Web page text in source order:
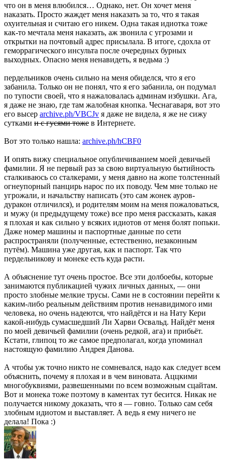
что он в меня влюбился… Однако, нет. Он хочет меня
наказать. Просто жаждет меня наказать за то, что я такая
охуительная и считаю его никем. Одна такая идиотка тоже
как-то мечтала меня наказать, аж звонила с угрозами и
открытки на почтовый адрес присылала. В итоге, сдохла от
геморрагического инсульта после очередных бурных
выходных. Опасно меня ненавидеть, я ведьма :)
пердельников очень сильно на меня обиделся, что я его
забанила. Только он не понял, что я его забанила, он подумал
по тупости своей, что я нажаловалась админам избушки. Ага,
я даже не знаю, где там жалобная кнопка. Чеснагаваря, вот это
его высер archive.ph/VBCJv я даже не видела, я же не сижу
сутками и с гусями тоже в Интернете.
Вот это только нашла: archive.ph/hCBF0
И опять вижу специальное опубличиванием моей девичьей
фамилии. Я не первый раз за свою виртуальную бытийность
сталкиваюсь со сталкерами, у меня давно на жопе толстенный
огнеупорный панцирь нарос по их поводу. Чем мне только не
угрожали, и начальству написать (это сам жонек ауров-
дуракон отличился), и родителям моим на меня пожаловаться,
и мужу (и предыдущему тоже) все про меня рассказать, какая
я плохая и как сильно у всяких идиотов от меня болят попьки.
Даже номер машины и паспортные данные по сети
распространяли (полученные, естественно, незаконным
путём). Машина уже другая, как и паспорт. Так что
пердельникову и монеке есть куда расти.
А объяснение тут очень простое. Все эти долбоебы, которые
занимаются публикацией чужих личных данных, — они
просто злобные мелкие трусы. Сами не в состоянии перейти к
каким-либо реальным действиям против ненавидимого ими
человека, но очень надеются, что найдётся и на Нату Кери
какой-нибудь сумасшедший Ли Харви Освальд. Найдёт меня
по моей девичьей фамилии (очень редкой, ага) и прибьёт.
Кстати, глипоц то же самое предполагал, когда упоминал
настоящую фамилию Андрея Данова.
А чтобы уж точно никто не сомневался, надо как следует всем
объяснить, почему я плохая и в чем виновата. Аццкими
многобуквиями, развешенными по всем возможным сцайтам.
Вот и монека тоже поэтому в каментах тут бесится. Никак не
получается никому доказать, что я — говно. Только сам себя
злобным идиотом и выставляет. А ведь я ему ничего не
делала! Пока :)